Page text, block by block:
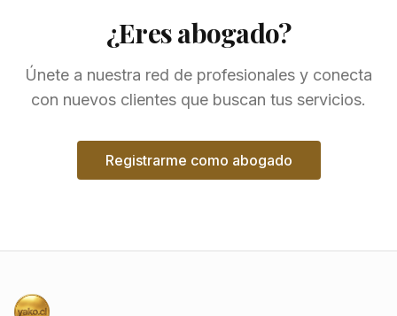
¿Eres abogado?
Únete a nuestra red de profesionales y conecta
con nuevos clientes que buscan tus servicios.
Registrarme como abogado